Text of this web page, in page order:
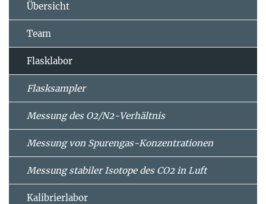
Übersicht
Team
Flasklabor
Flasksampler
Messung des O2/N2-Verhältnis
Messung von Spurengas-Konzentrationen
Messung stabiler Isotope des CO2 in Luft
Kalibrierlabor